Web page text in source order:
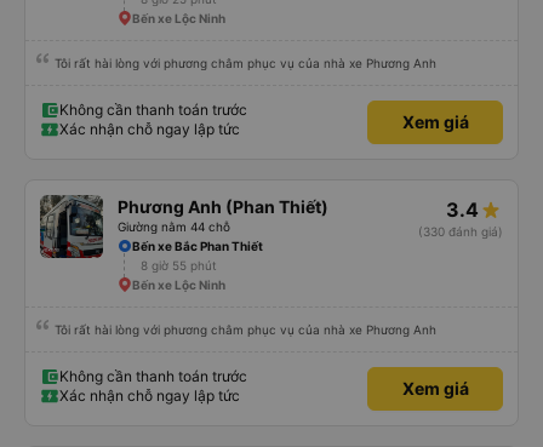
Bến xe Lộc Ninh
Tôi rất hài lòng với phương châm phục vụ của nhà xe Phương Anh
Không cần thanh toán trước
Xác nhận chỗ ngay lập tức
Xem giá
Phương Anh (Phan Thiết)
Giường nằm 44 chỗ
3.4
(330 đánh giá)
Bến xe Bắc Phan Thiết
8 giờ 55 phút
Bến xe Lộc Ninh
Tôi rất hài lòng với phương châm phục vụ của nhà xe Phương Anh
Không cần thanh toán trước
Xác nhận chỗ ngay lập tức
Xem giá